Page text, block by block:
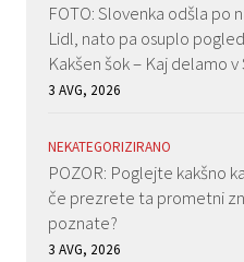
FOTO: Slovenka odšla po
Lidl, nato pa osuplo
Kakšen šok – Kaj delamo
3 AVG, 2026
NEKATEGORIZIRANO
POZOR: Poglejte kakšno
če prezrete ta prometni
poznate?
3 AVG, 2026